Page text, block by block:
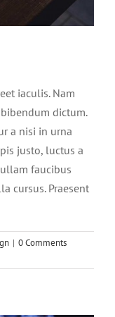
iaculis. Nam
dictum.
a nisi in urna
justo, luctus a
faucibus
cursus. Praesent
| 0 Comments
amet